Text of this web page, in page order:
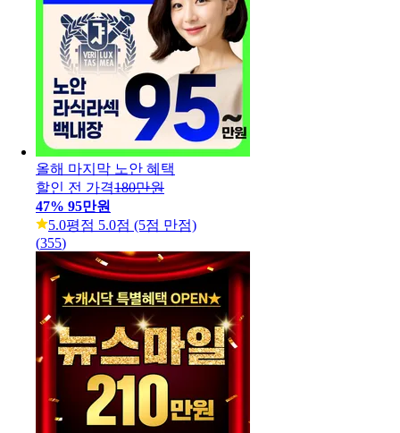
올해 마지막 노안 혜택
할인 전 가격180만원
47% 95만원
5.0평점 5.0점 (5점 만점)
(355)